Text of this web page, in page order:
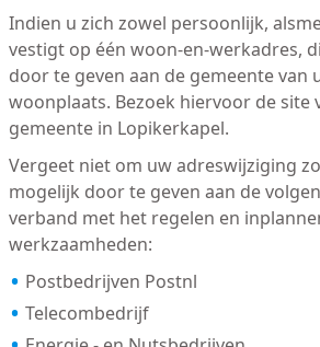
Indien u zich zowel persoonlijk,
vestigt op één woon-en-werkadres,
door te geven aan de gemeente van
woonplaats. Bezoek hiervoor de site
gemeente in Lopikerkapel.
Vergeet niet om uw adreswijziging
mogelijk door te geven aan de
verband met het regelen en
werkzaamheden:
Postbedrijven Postnl
Telecombedrijf